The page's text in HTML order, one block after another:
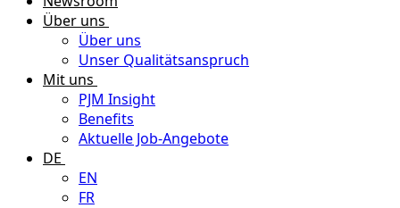
Über uns
Über uns
Unser Qualitätsanspruch
Mit uns
PJM Insight
Benefits
Aktuelle Job-Angebote
DE
EN
FR